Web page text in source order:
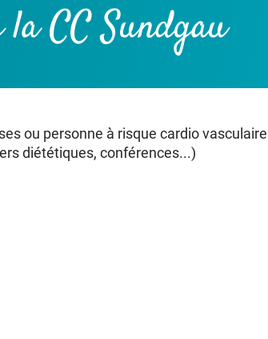
CC Sundgau
ou personne à risque cardio vasculaire
diététiques, conférences...)